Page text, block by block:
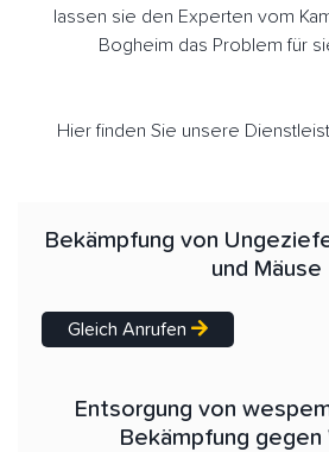
lassen sie den Experten vom
Bogheim das Problem für
Hier finden Sie unsere
Bekämpfung von
und Mäuse
Gleich Anrufen
Entsorgung von
Bekämpfung gegen